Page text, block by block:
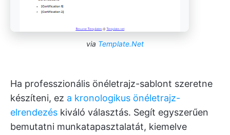
via Template.Net
Ha professzionális önéletrajz-sablont szeretne
készíteni, ez a kronologikus önéletrajz-
elrendezés kiváló választás. Segít egyszerűen
bemutatni munkatapasztalatát, kiemelve